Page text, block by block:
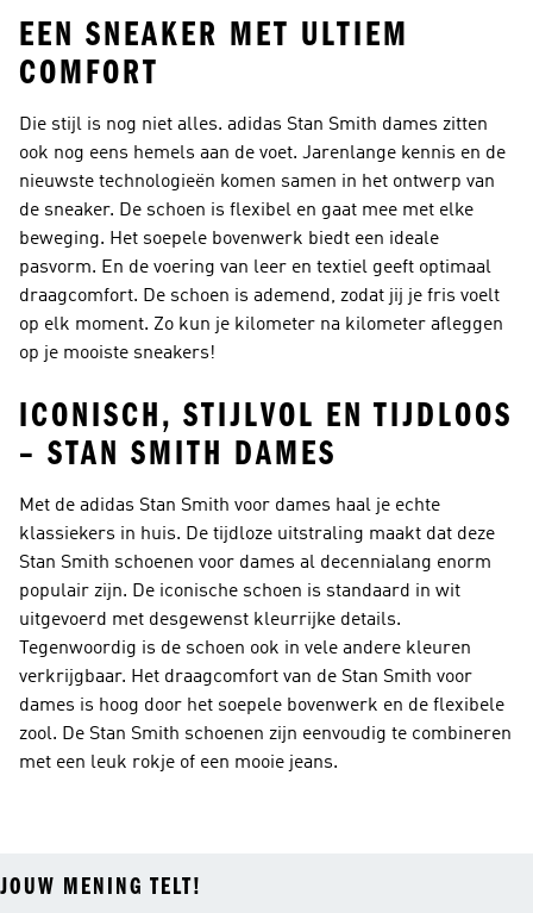
EEN SNEAKER MET ULTIEM
COMFORT
Die stijl is nog niet alles. adidas Stan Smith dames zitten
ook nog eens hemels aan de voet. Jarenlange kennis en de
nieuwste technologieën komen samen in het ontwerp van
de sneaker. De schoen is flexibel en gaat mee met elke
beweging. Het soepele bovenwerk biedt een ideale
pasvorm. En de voering van leer en textiel geeft optimaal
draagcomfort. De schoen is ademend, zodat jij je fris voelt
op elk moment. Zo kun je kilometer na kilometer afleggen
op je mooiste sneakers!
ICONISCH, STIJLVOL EN TIJDLOOS
– STAN SMITH DAMES
Met de adidas Stan Smith voor dames haal je echte
klassiekers in huis. De tijdloze uitstraling maakt dat deze
Stan Smith schoenen voor dames al decennialang enorm
populair zijn. De iconische schoen is standaard in wit
uitgevoerd met desgewenst kleurrijke details.
Tegenwoordig is de schoen ook in vele andere kleuren
verkrijgbaar. Het draagcomfort van de Stan Smith voor
dames is hoog door het soepele bovenwerk en de flexibele
zool. De Stan Smith schoenen zijn eenvoudig te combineren
met een leuk rokje of een mooie jeans.
JOUW MENING TELT!